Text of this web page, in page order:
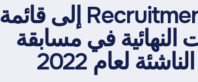
وصلت شركة Recruitment Smart إلى قائمة
النهائية في مسابقة